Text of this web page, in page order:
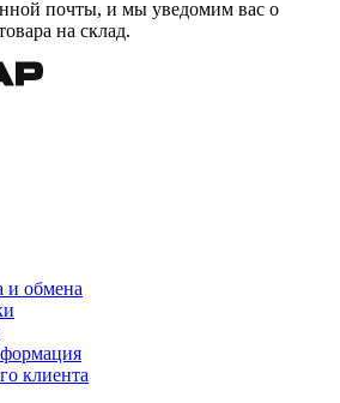
почты, и мы уведомим вас о
на склад.
и обмена
клиента